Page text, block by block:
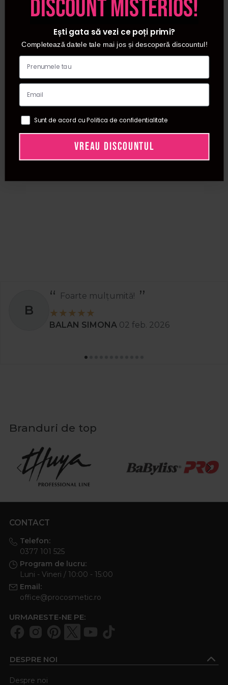
B
Foarte mulțumită!
BALAN SIMONA 02 feb. 2026
Branduri de top
CONTACT
Telefon:
0377 101 525
Program de lucru:
Luni - Vineri / 10:00 - 15:00
Email:
office@procosmetic.ro
URMARESTE-NE PE:
DESPRE NOI
Despre noi
discount misterios!
Ești gata să vezi ce poți primi?
Completează datele tale mai jos și descoperă discountul!
Sunt de acord cu Politica de confidentialitate
VREAU DISCOUNTUL